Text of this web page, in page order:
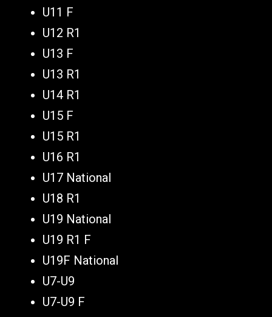
U11 F
U12 R1
U13 F
U13 R1
U14 R1
U15 F
U15 R1
U16 R1
U17 National
U18 R1
U19 National
U19 R1 F
U19F National
U7-U9
U7-U9 F